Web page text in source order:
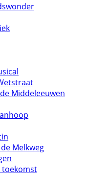
Middeleeuwen
Melkweg
toekomst